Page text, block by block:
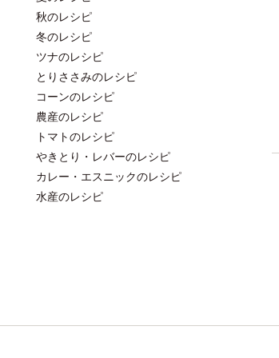
秋のレシピ
冬のレシピ
ツナのレシピ
とりささみのレシピ
コーンのレシピ
農産のレシピ
トマトのレシピ
やきとり・レバーのレシピ
カレー・エスニックのレシピ
水産のレシピ